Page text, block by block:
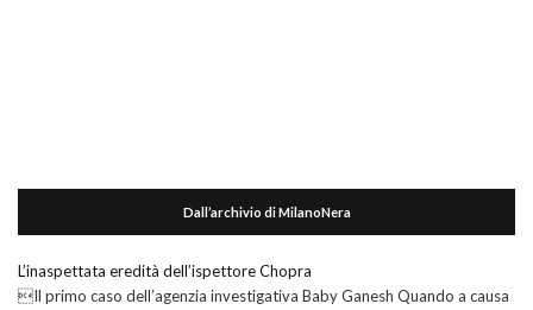
Dall’archivio di MilanoNera
L’inaspettata eredità dell’ispettore Chopra
Il primo caso dell’agenzia investigativa Baby Ganesh Quando a causa